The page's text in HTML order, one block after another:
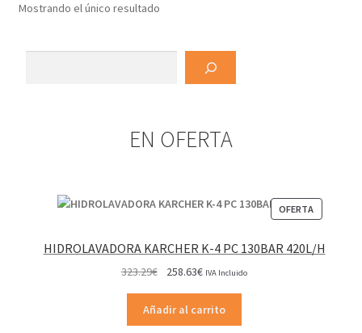
Mostrando el único resultado
EN OFERTA
OFERTA
EN
HIDROLAVADORA KARCHER K-4 PC 130BAR 420L/H
323.29€
original
era:
258.63€El
actual
es:
IVA Incluido
Añadir al carrito